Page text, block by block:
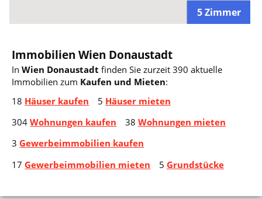
5 Zimmer
Immobilien Wien Donaustadt
InWien Donaustadt finden Sie zurzeit 390 aktuelle
Immobilien zum Kaufen und Mieten:
18 Häuser kaufen 5 Häuser mieten
304Wohnungen kaufen 38 Wohnungen mieten
3Gewerbeimmobilien kaufen
17Gewerbeimmobilien mieten 5 Grundstücke